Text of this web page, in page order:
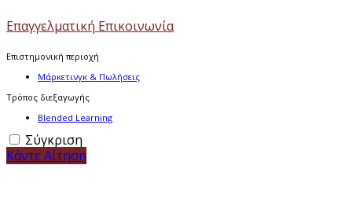
Επαγγελματική Επικοινωνία
Επιστημονική περιοχή
Μάρκετινγκ & Πωλήσεις
Τρόπος διεξαγωγής
Blended Learning
Σύγκριση
Κάντε Αίτηση